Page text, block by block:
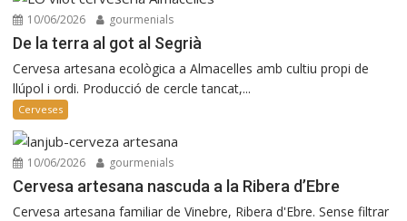
10/06/2026 gourmenials
De la terra al got al Segrià
Cervesa artesana ecològica a Almacelles amb cultiu propi de
llúpol i ordi. Producció de cercle tancat,...
Cerveses
10/06/2026 gourmenials
Cervesa artesana nascuda a la Ribera d’Ebre
Cervesa artesana familiar de Vinebre, Ribera d'Ebre. Sense filtrar